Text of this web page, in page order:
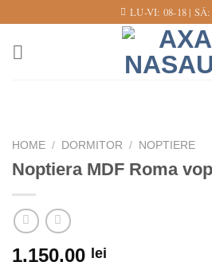
content
LU-VI: 08-18 | SÂ:
HOME / DORMITOR / NOPTIERE
Noptiera MDF Roma
1.150,00 lei